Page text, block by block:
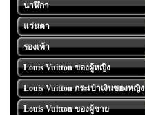
นาฬิกา
แว่นตา
รองเท้า
Louis Vuitton ของผู้หญิง
Louis Vuitton กระเป๋าเงินของหญิง
Louis Vuitton ของผู้ชาย